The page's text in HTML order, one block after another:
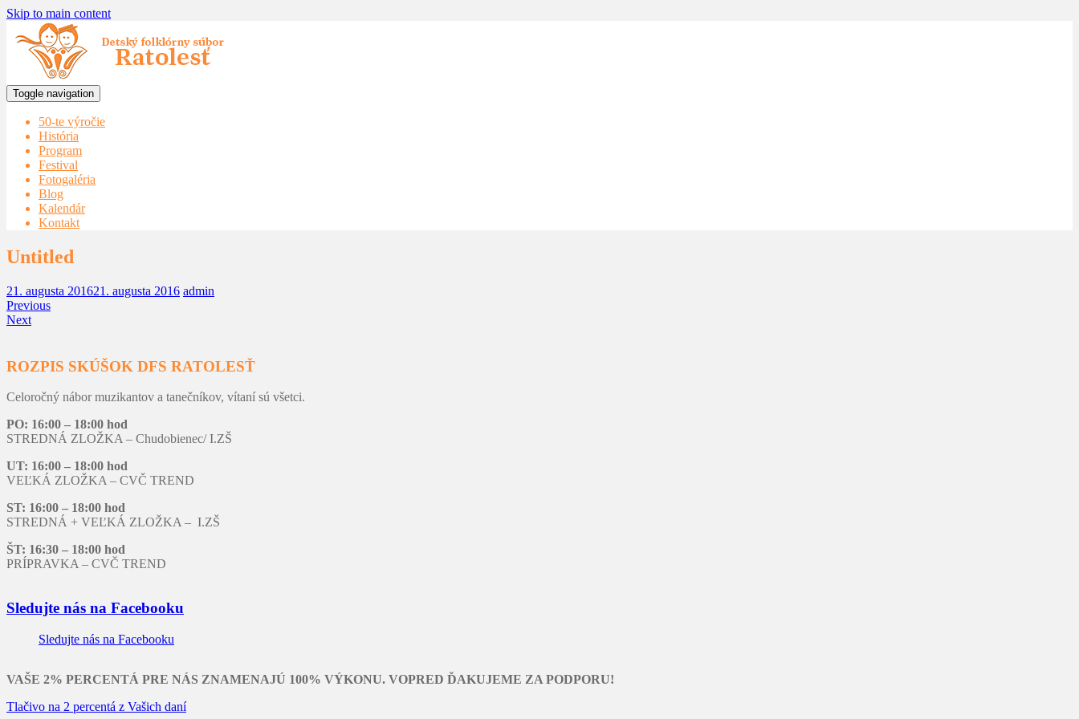
Skip to main content
Toggle navigation
50-te výročie
História
Program
Festival
Fotogaléria
Blog
Kalendár
Kontakt
Untitled
21. augusta 201621. augusta 2016 admin
Previous
Next
ROZPIS SKÚŠOK DFS RATOLESŤ
Celoročný nábor muzikantov a tanečníkov, vítaní sú všetci.
PO: 16:00 – 18:00 hod
STREDNÁ ZLOŽKA – Chudobienec/ I.ZŠ
UT: 16:00 – 18:00 hod
VEĽKÁ ZLOŽKA – CVČ TREND
ST: 16:00 – 18:00 hod
STREDNÁ + VEĽKÁ ZLOŽKA – I.ZŠ
ŠT: 16:30 – 18:00 hod
PRÍPRAVKA – CVČ TREND
Sledujte nás na Facebooku
Sledujte nás na Facebooku
VAŠE 2% PERCENTÁ PRE NÁS ZNAMENAJÚ 100% VÝKONU. VOPRED ĎAKUJEME ZA PODPORU!
Tlačivo na 2 percentá z Vašich daní